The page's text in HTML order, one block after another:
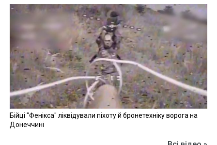
Бійці "Фенікса" ліквідували піхоту й бронетехніку ворога на
Донеччині